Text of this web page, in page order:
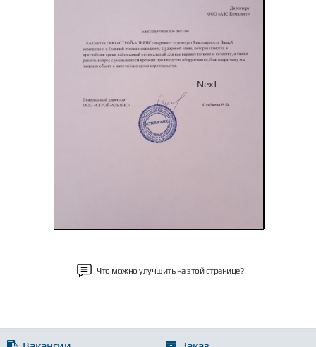
Next
Что можно улучшить на этой странице?